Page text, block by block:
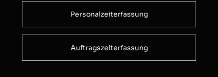
Personalzeiterfassung
Auftragszeiterfassung